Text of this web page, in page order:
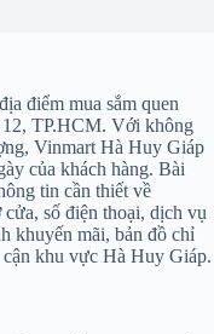
điểm mua sắm quen
TP.HCM. Với không
Vinmart Hà Huy Giáp
của khách hàng. Bài
tin cần thiết về
số điện thoại, dịch vụ
khuyến mãi, bản đồ chỉ
khu vực Hà Huy Giáp.